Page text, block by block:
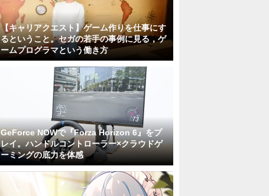
【キャリアクエスト】ゲーム作りを仕事にす
るということ。セガの若手の事例に見る，ゲ
ームプログラマという働き方
GeForce NOWで『Forza Horizon 6』をプ
レイ。ハンドルコントローラー×クラウドゲ
ーミングの底力を体感